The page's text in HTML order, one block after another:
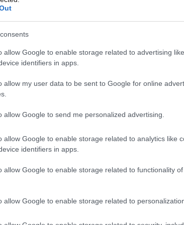
allow Google to enable storage related to advertising
identifiers in apps.
allow my user data to be sent to Google for online
allow Google to send me personalized advertising.
allow Google to enable storage related to analytics like
identifiers in apps.
allow Google to enable storage related to functionality
allow Google to enable storage related to
που δεν έχει να κάνει αν είναι
ένας γάμος που έχει κάνει τον κύκλο του
η ηθοποιός.
με την οικογένεια του, που να
στα μπουζούκια.